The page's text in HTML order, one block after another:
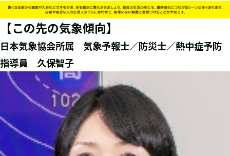
【この先の気象傾向】
日本気象協会所属 気象予報士／防災士／熱中症予防
指導員 久保智子